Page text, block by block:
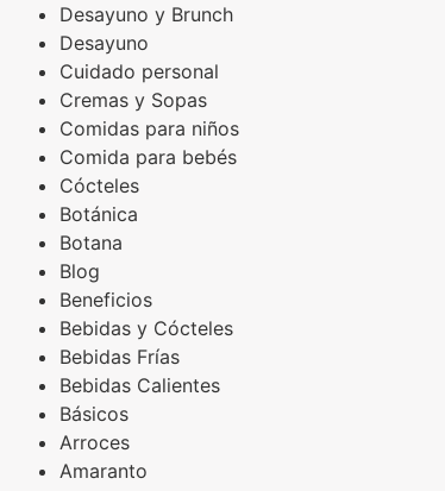
Desayuno y Brunch
Desayuno
Cuidado personal
Cremas y Sopas
Comidas para niños
Comida para bebés
Cócteles
Botánica
Botana
Blog
Beneficios
Bebidas y Cócteles
Bebidas Frías
Bebidas Calientes
Básicos
Arroces
Amaranto